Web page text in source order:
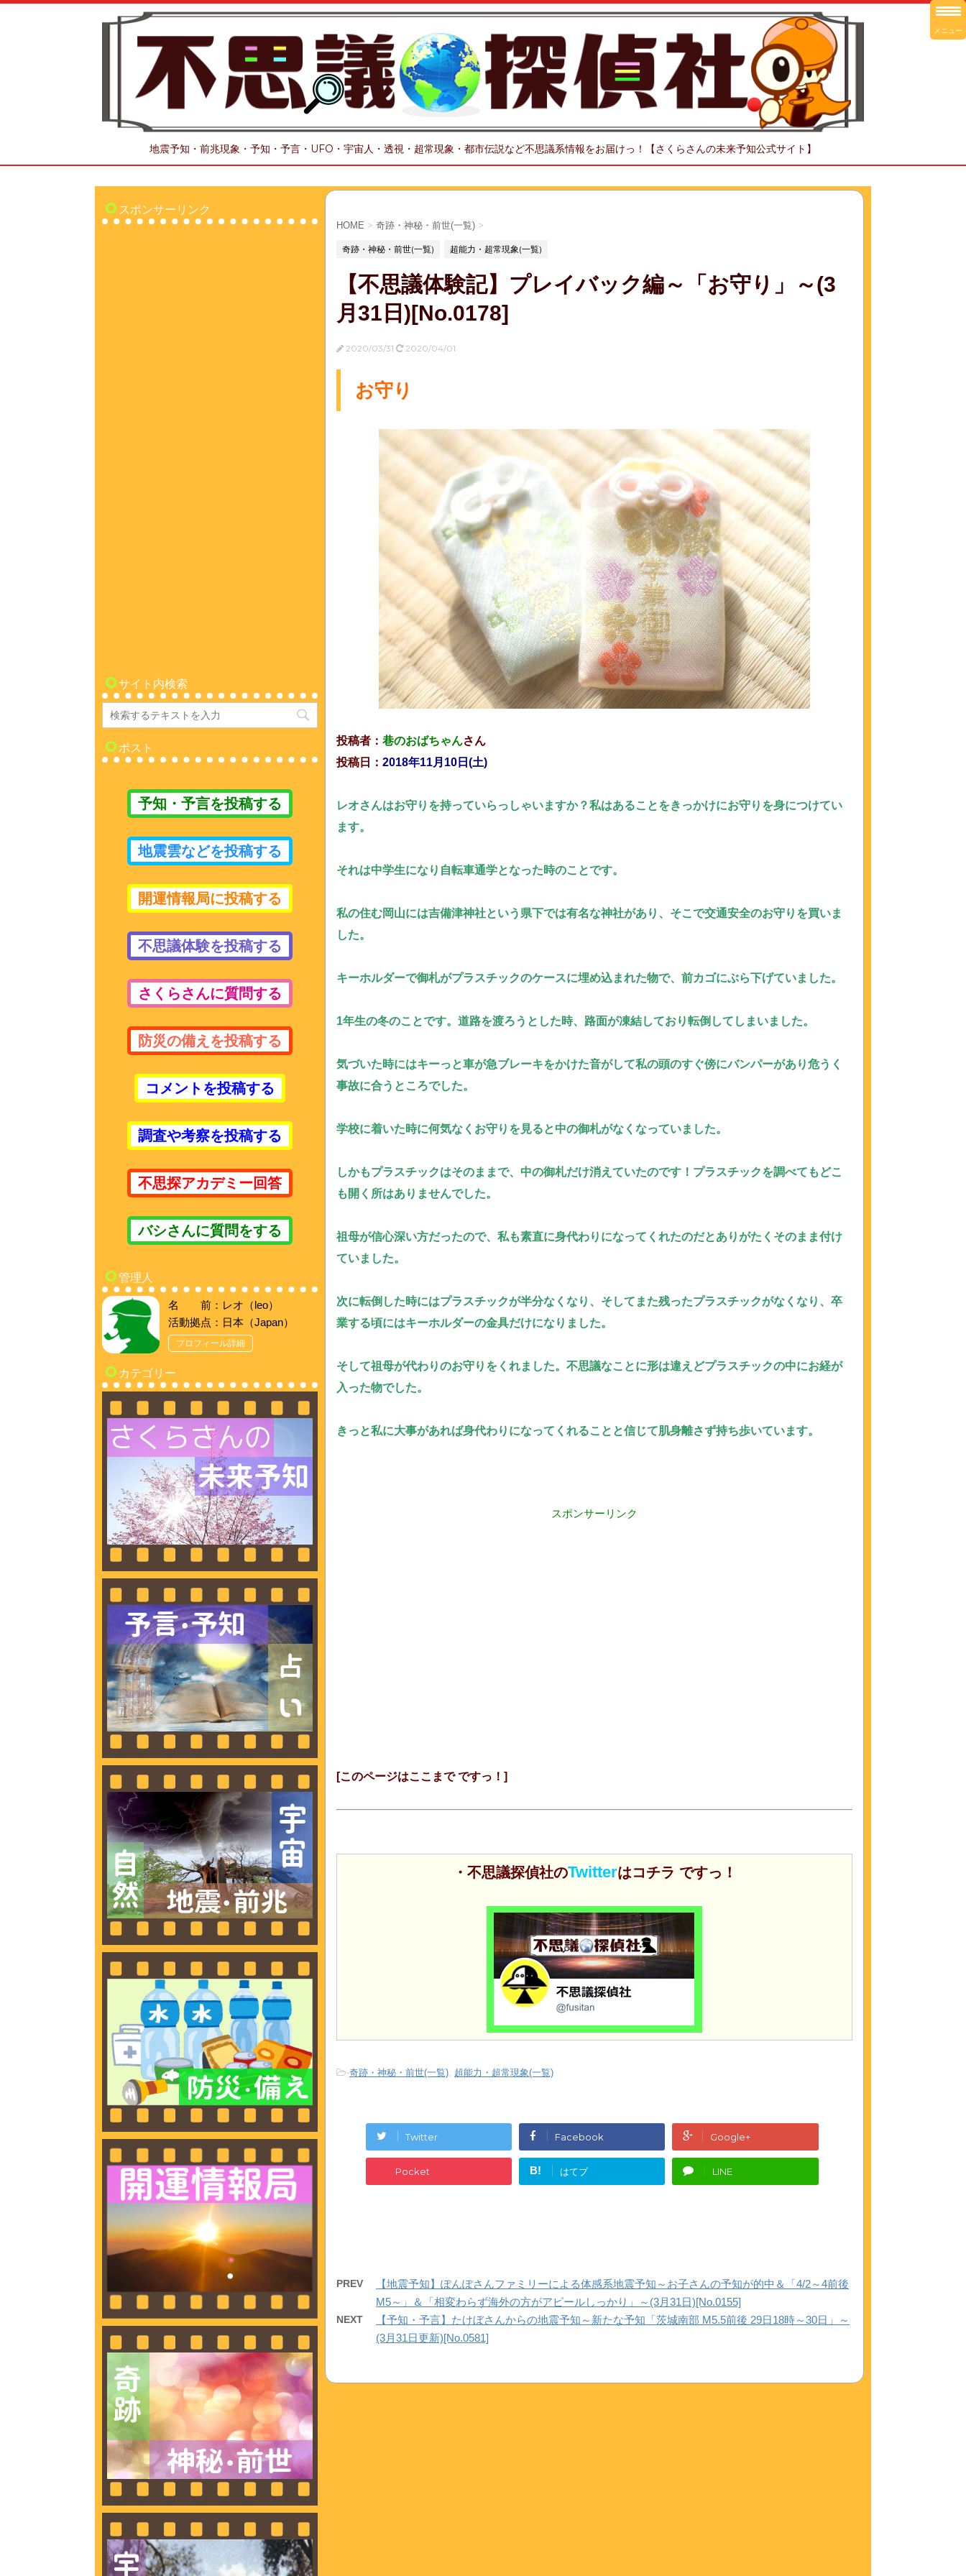
地震予知・前兆現象・予知・予言・UFO・宇宙人・透視・超常現象・都市伝説など不思議系情報をお届けっ！【さくらさんの未来予知公式サイト】
HOME > 奇跡・神秘・前世(一覧) >
奇跡・神秘・前世(一覧) 超能力・超常現象(一覧)
【不思議体験記】プレイバック編～「お守り」～(3
月31日)[No.0178]
2020/03/31 2020/04/01
お守り
投稿者： 巷のおばちゃんさん
投稿日： 2018年11月10日(土)
レオさんはお守りを持っていらっしゃいますか？私はあることをきっかけにお守りを身につけてい
ます。
それは中学生になり自転車通学となった時のことです。
私の住む岡山には吉備津神社という県下では有名な神社があり、そこで交通安全のお守りを買いま
した。
キーホルダーで御札がプラスチックのケースに埋め込まれた物で、前カゴにぶら下げていました。
1年生の冬のことです。道路を渡ろうとした時、路面が凍結しており転倒してしまいました。
気づいた時にはキーっと車が急ブレーキをかけた音がして私の頭のすぐ傍にバンパーがあり危うく
事故に合うところでした。
学校に着いた時に何気なくお守りを見ると中の御札がなくなっていました。
しかもプラスチックはそのままで、中の御札だけ消えていたのです！ プラスチックを調べてもどこ
も開く所はありませんでした。
祖母が信心深い方だったので、私も素直に身代わりになってくれたのだとありがたくそのまま付け
ていました。
次に転倒した時にはプラスチックが半分なくなり、そしてまた残ったプラスチックがなくなり、卒
業する頃にはキーホルダーの金具だけになりました。
そして祖母が代わりのお守りをくれました。不思議なことに形は違えどプラスチックの中にお経が
入った物でした。
きっと私に大事があれば身代わりになってくれることと信じて肌身離さず持ち歩いています。
スポンサーリンク
[このページはここまで ですっ！]
・不思議探偵社のTwitterはコチラ ですっ！
-奇跡・神秘・前世(一覧), 超能力・超常現象(一覧)
Twitter Facebook Google+
Pocket B! はてブ LINE
PREV
【地震予知】ぽんぽさんファミリーによる体感系地震予知～お子さんの予知が的中＆「4/2～4前後
M5～」＆「相変わらず海外の方がアピールしっかり」～(3月31日)[No.0155]
NEXT
【予知・予言】たけぼさんからの地震予知～新たな予知「茨城南部 M5.5前後 29日18時～30日」～
(3月31日更新)[No.0581]
スポンサーリンク
サイト内検索
ポスト
予知・予言を投稿する
地震雲などを投稿する
開運情報局に投稿する
不思議体験を投稿する
さくらさんに質問する
防災の備えを投稿する
コメントを投稿する
調査や考察を投稿する
不思探アカデミー回答
バシさんに質問をする
管理人
名 前：レオ（leo）
活動拠点：日本（Japan）
プロフィール詳細
カテゴリー
メニュー